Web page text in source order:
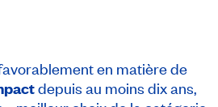
en matière de
depuis au moins dix ans,